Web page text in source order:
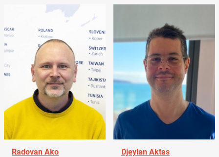
Radovan Ako
Djeylan Aktas